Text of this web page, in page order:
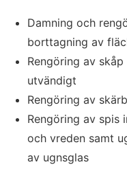
Damning och
borttagning av
Rengöring av
utvändigt
Rengöring av
Rengöring av spis
och vreden samt
av ugnsglas